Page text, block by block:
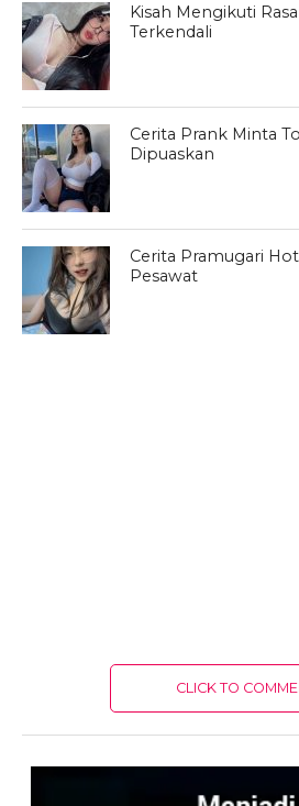
Kisah Mengikuti
Terkendali
Cerita Prank Minta
Dipuaskan
Cerita Pramugari
Pesawat
CLICK TO